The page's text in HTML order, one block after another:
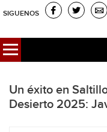
SIGUENOS
Un éxito en
Desierto 2025: